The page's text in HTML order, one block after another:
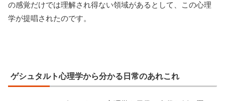
の感覚だけでは理解され得ない領域があるとして、この心理
学が提唱されたのです。
ゲシュタルト心理学から分かる日常のあれこれ